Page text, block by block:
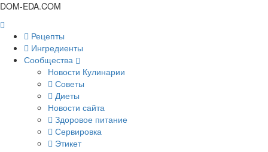
DOM-EDA.COM
Рецепты
Ингредиенты
Сообщества
Новости Кулинарии
Советы
Диеты
Новости сайта
Здоровое питание
Сервировка
Этикет